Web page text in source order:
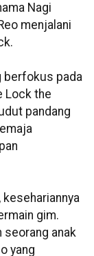
Nagi
menjalani
berfokus pada
Lock the
pandang
gim.
seorang anak
yang